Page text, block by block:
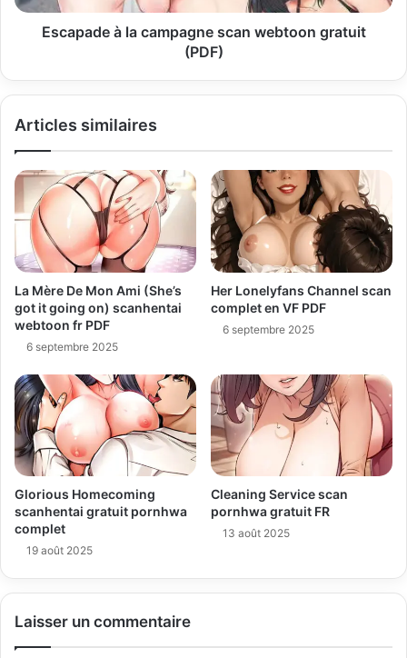
Escapade à la campagne scan webtoon gratuit
(PDF)
Articles similaires
La Mère De Mon Ami (She’s
got it going on) scanhentai
webtoon fr PDF
6 septembre 2025
Her Lonelyfans Channel scan
complet en VF PDF
6 septembre 2025
Glorious Homecoming
scanhentai gratuit pornhwa
complet
19 août 2025
Cleaning Service scan
pornhwa gratuit FR
13 août 2025
Laisser un commentaire